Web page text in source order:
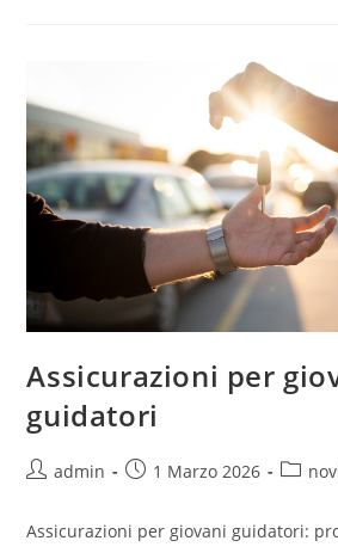
Assicurazioni per
guidatori
admin 1 Marzo 2026
Assicurazioni per giovani guidatori: